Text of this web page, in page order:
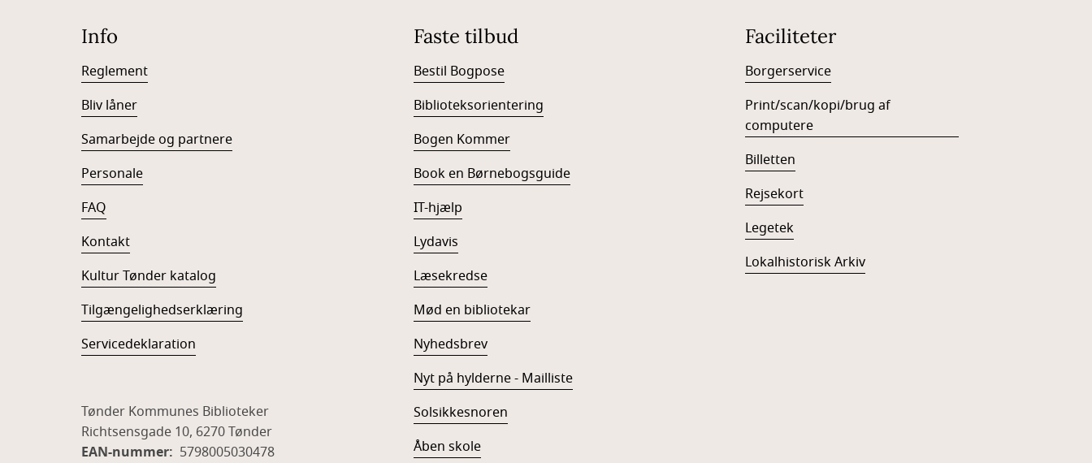
Info
Reglement
Bliv låner
Samarbejde og partnere
Personale
FAQ
Kontakt
Kultur Tønder katalog
Tilgængelighedserklæring
Servicedeklaration
Tønder Kommunes Biblioteker
Richtsensgade 10, 6270 Tønder
EAN-nummer: 5798005030478
Faste tilbud
Bestil Bogpose
Biblioteksorientering
Bogen Kommer
Book en Børnebogsguide
IT-hjælp
Lydavis
Læsekredse
Mød en bibliotekar
Nyhedsbrev
Nyt på hylderne - Mailliste
Solsikkesnoren
Åben skole
Faciliteter
Borgerservice
Print/scan/kopi/brug af
computere
Billetten
Rejsekort
Legetek
Lokalhistorisk Arkiv